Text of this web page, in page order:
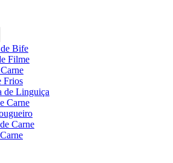
Bife
Filme
Frios
de Linguiça
Carne
Carne